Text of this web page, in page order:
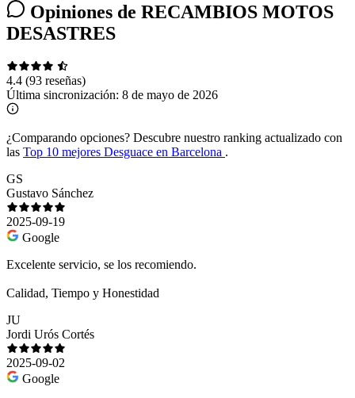
Opiniones de RECAMBIOS MOTOS
DESASTRES
4.4 (93 reseñas)
Última sincronización: 8 de mayo de 2026
¿Comparando opciones? Descubre nuestro ranking actualizado con
las Top 10 mejores Desguace en Barcelona .
GS
Gustavo Sánchez
2025-09-19
Google
Excelente servicio, se los recomiendo.
Calidad, Tiempo y Honestidad
JU
Jordi Urós Cortés
2025-09-02
Google